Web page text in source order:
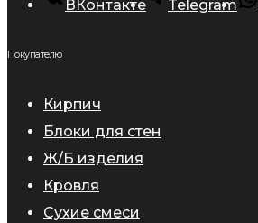
ВКонтакте Telegram
Покупателю
Кирпич
Блоки для стен
Ж/Б изделия
Кровля
Сухие смеси